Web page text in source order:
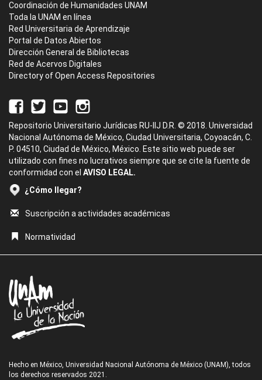
Coordinación de Humanidades UNAM
Toda la UNAM en línea
Red Universitaria de Aprendizaje
Portal de Datos Abiertos
Dirección General de Bibliotecas
Red de Acervos Digitales
Directory of Open Access Repositories
Repositorio Universitario Jurídicas RU-IIJ D.R. © 2018. Universidad
Nacional Autónoma de México, Ciudad Universitaria, Coyoacán, C.
P. 04510, Ciudad de México, México. Este sitio web puede ser
utilizado con fines no lucrativos siempre que se cite la fuente de
conformidad con el AVISO LEGAL.
¿Cómo llegar?
Suscripción a actividades académicas
Normatividad
Hecho en México, Universidad Nacional Autónoma de México (UNAM), todos
los derechos reservados 2021.